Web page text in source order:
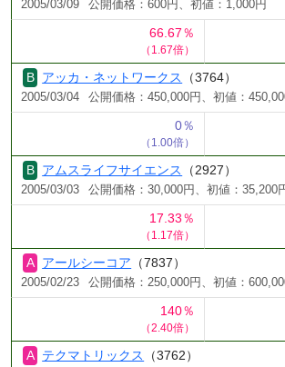
2005/03/09 公開価格：600円、初値：1,000円
66.67％
（1.67倍）
アッカ・ネットワークス （3764）
2005/03/04 公開価格：450,000円、初値：
0％
（1.00倍）
アムスライフサイエンス （2927）
2005/03/03 公開価格：30,000円、初値：35,200
17.33％
（1.17倍）
アールシーコア （7837）
2005/02/23 公開価格：250,000円、初値：
140％
（2.40倍）
テクマトリックス （3762）